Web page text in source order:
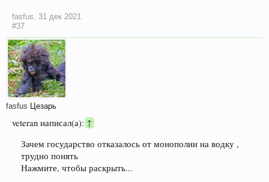
fasfus
31 дек 2021
#37
fasfus Цезарь
veteran написал(а):↑
Зачем государство отказалось от монополии на водку ,
трудно понять
Нажмите, чтобы раскрыть...